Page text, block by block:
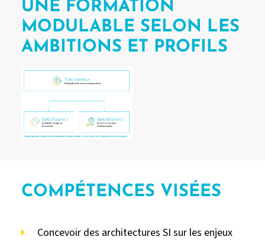
UNE FORMATION
MODULABLE SELON LES
AMBITIONS ET PROFILS
COMPÉTENCES VISÉES
Concevoir des architectures SI sur les enjeux